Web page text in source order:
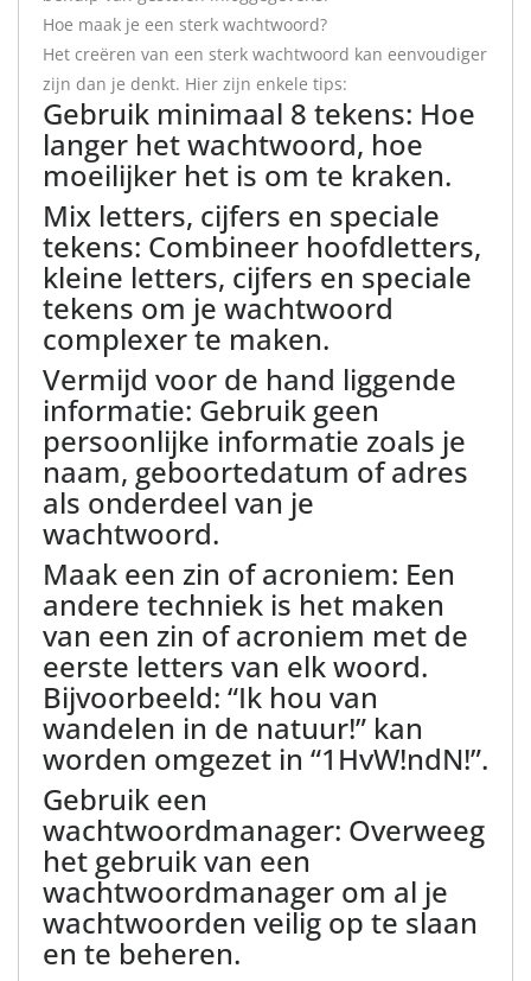
Hoe maak je een sterk wachtwoord?
Het creëren van een sterk wachtwoord kan eenvoudiger
zijn dan je denkt. Hier zijn enkele tips:
Gebruik minimaal 8 tekens: Hoe
langer het wachtwoord, hoe
moeilijker het is om te kraken.
Mix letters, cijfers en speciale
tekens: Combineer hoofdletters,
kleine letters, cijfers en speciale
tekens om je wachtwoord
complexer te maken.
Vermijd voor de hand liggende
informatie: Gebruik geen
persoonlijke informatie zoals je
naam, geboortedatum of adres
als onderdeel van je
wachtwoord.
Maak een zin of acroniem: Een
andere techniek is het maken
van een zin of acroniem met de
eerste letters van elk woord.
Bijvoorbeeld: “Ik hou van
wandelen in de natuur!” kan
worden omgezet in “1HvW!ndN!”.
Gebruik een
wachtwoordmanager: Overweeg
het gebruik van een
wachtwoordmanager om al je
wachtwoorden veilig op te slaan
en te beheren.